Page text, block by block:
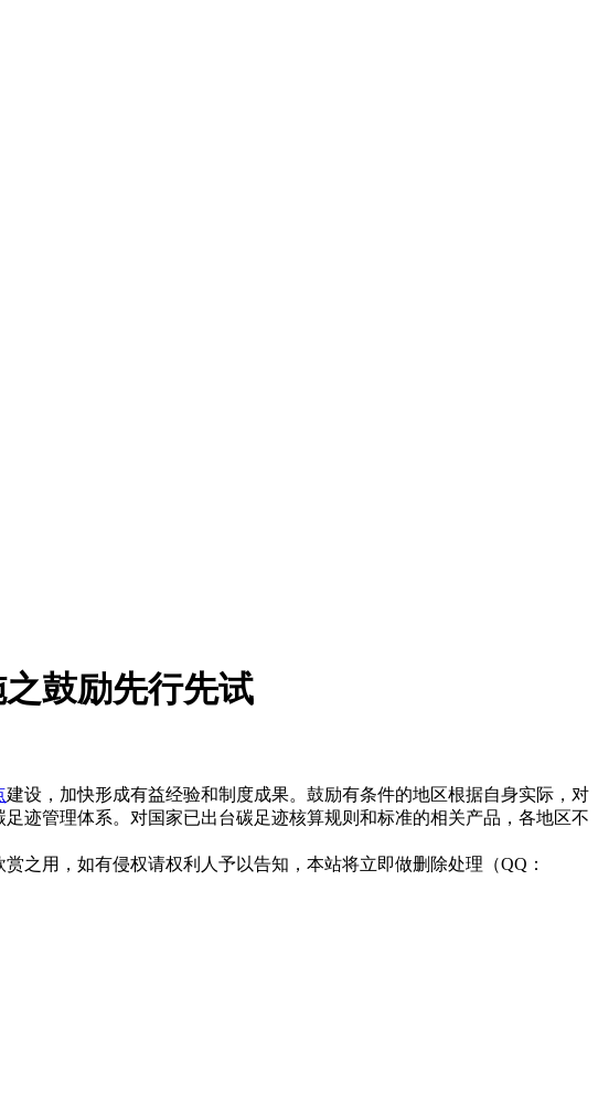
鼓励先行先试
建设，加快形成有益经验和制度成果。鼓励有条件的地区根据自身实际，对
迹管理体系。对国家已出台碳足迹核算规则和标准的相关产品，各地区不
之用，如有侵权请权利人予以告知，本站将立即做删除处理（QQ：